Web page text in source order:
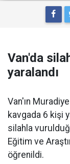
Van'da
yaralandı
Van'ın
kavgada 6 kişi
silahla
Eğitim ve
öğrenildi.